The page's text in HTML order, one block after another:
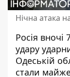
Нічна атака
Росія вночі
удару
Одеській
стали